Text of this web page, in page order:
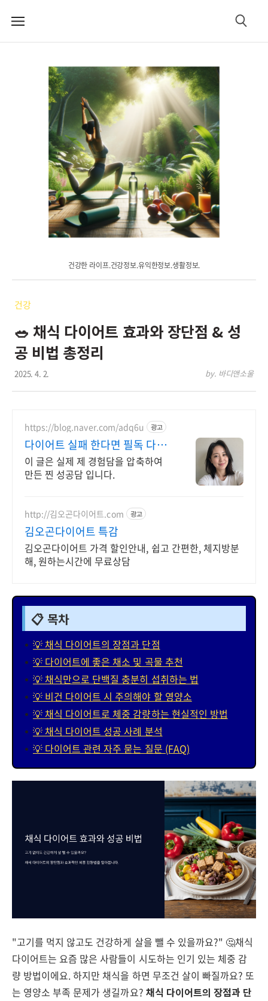
메
검
건강한 라이프.건강정보.유익한정보.생활정보.
건강
🥗 채식 다이어트 효과와 장단점 & 성
공 비법 총정리
2025. 4. 2. by. 바디앤소울
https://blog.naver.com/adq6u 광고
다이어트 실패 한다면 필독 다이
어터 김아연
이 글은 실제 제 경험담을 압축하여
만든 찐 성공담 입니다.
http://김오곤다이어트.com 광고
김오곤다이어트 특감
김오곤다이어트 가격 할인안내, 쉽고 간편한, 체지방분
해, 원하는시간에 무료상담
📋 목차
💡 채식 다이어트의 장점과 단점
💡 다이어트에 좋은 채소 및 곡물 추천
💡 채식만으로 단백질 충분히 섭취하는 법
💡 비건 다이어트 시 주의해야 할 영양소
💡 채식 다이어트로 체중 감량하는 현실적인 방법
💡 채식 다이어트 성공 사례 분석
💡 다이어트 관련 자주 묻는 질문 (FAQ)
"고기를 먹지 않고도 건강하게 살을 뺄 수 있을까요?" 🤔채식
다이어트는 요즘 많은 사람들이 시도하는 인기 있는 체중 감
량 방법이에요. 하지만 채식을 하면 무조건 살이 빠질까요? 또
는 영양소 부족 문제가 생길까요? 채식 다이어트의 장점과 단